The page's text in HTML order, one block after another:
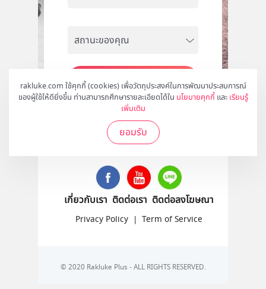
rakluke.com ใช้คุกกี้ (cookies) เพื่อวัตถุประสงค์ในการพัฒนาประสบการณ์
ของผู้ใช้ให้ดียิ่งขึ้น ท่านสามารถศึกษารายละเอียดได้ใน นโยบายคุกกี้ และ เรียนรู้
เพิ่มเติม
ยอมรับ
สมัคร
ติดตามเราได้ที่
เกี่ยวกับเรา ติดต่อเรา ติดต่อลงโฆษณา
Privacy Policy | Term of Service
© 2020 Rakluke Plus - ALL RIGHTS RESERVED.